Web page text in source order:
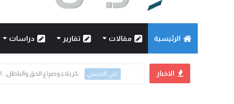
الرئيسية مقالات تقارير دراسات
الاخبار علي الحسني كربلاء وصراع الحق والباطل..!